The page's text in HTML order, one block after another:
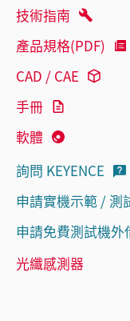
技術指南
產品規格(PDF)
CAD / CAE
手冊
軟體
詢問 KEYENCE
申請實機示範 / 測
申請免費測試機外
光纖感測器